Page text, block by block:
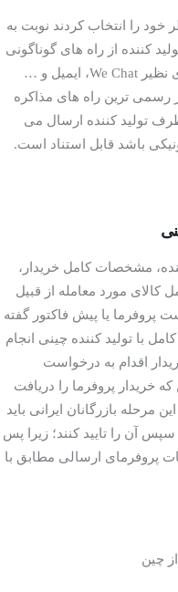
خود را انتخاب کردند نوبت به
کننده از راه های گوناگونی
مانند استفاده از تلفن، استفاده از سایتهای نظیر We Chat، ایمیل و …
رسمی ترین راه های مذاکره
تولید کننده ارسال می
باشد قابل استناد است.
مشخصات کامل خریدار،
کالای مورد معامله از قبیل
پروفرما یا پیش فاکتور گفته
با تولید کننده چینی انجام
اقدام به درخواست
خریدار پروفرما را دریافت
مرحله بازرگانان ایرانی باید
آن را تایید کنند؛ زیرا پس
پروفرمای ارسالی مطابق با